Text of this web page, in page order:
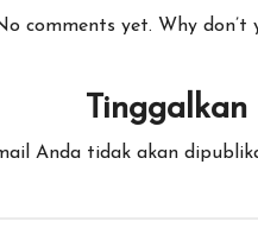
comments yet. Why
Tinggalkan
Anda tidak akan